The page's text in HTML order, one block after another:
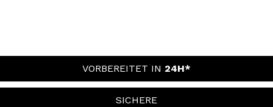
VORBEREITET IN 24H*
SICHERE